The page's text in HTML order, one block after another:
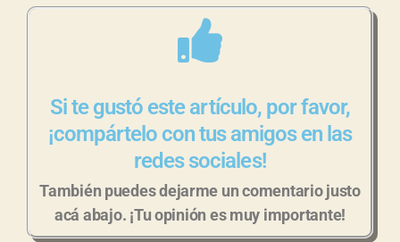
Si te gustó este artículo, por favor,
¡compártelo con tus amigos en las
redes sociales!
También puedes dejarme un comentario justo
acá abajo. ¡Tu opinión es muy importante!